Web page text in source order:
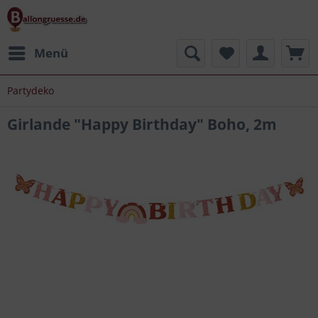
Menü
Partydeko
Girlande "Happy Birthday" Boho, 2m